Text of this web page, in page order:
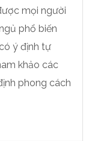
mọi người
phổ biến
ý định tự
khảo các
phong cách